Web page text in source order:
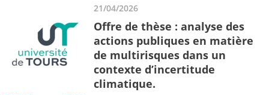
21/04/2026
Offre de thèse : analyse des
actions publiques en matière
de multirisques dans un
contexte d’incertitude
climatique.